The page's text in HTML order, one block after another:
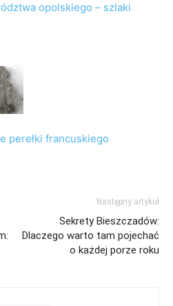
opolskiego – szlaki
perełki francuskiego
Następny artykuł
Sekrety Bieszczadów:
Dlaczego warto tam pojechać
o każdej porze roku